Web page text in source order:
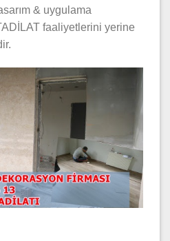
& uygulama
faaliyetlerini yerine